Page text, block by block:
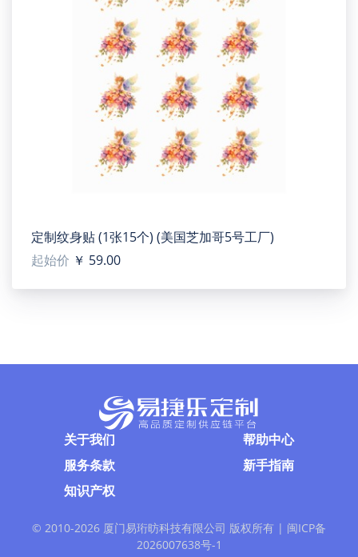
定制纹身贴 (1张15个) (美国芝加哥5号工厂)
起始价 ￥ 59.00
关于我们
服务条款
知识产权
帮助中心
新手指南
© 2010-2026 厦门易珩昉科技有限公司 版权所有 | 闽ICP备
2026007638号-1